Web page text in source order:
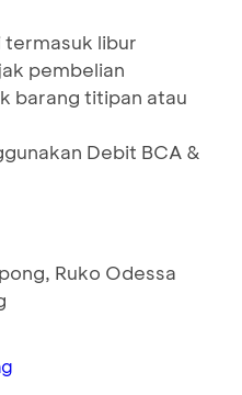
termasuk libur
pembelian
barang titipan atau
Debit BCA &
Ruko Odessa